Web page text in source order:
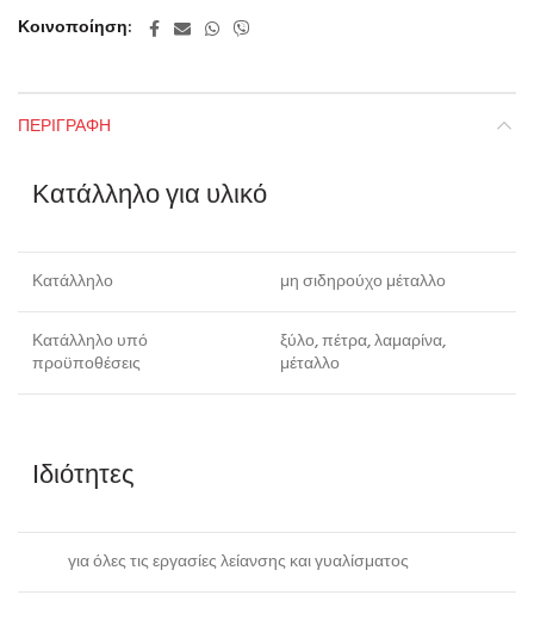
Κοινοποίηση
ΠΕΡΙΓΡΑΦΉ
Κατάλληλο για υλικό
Κατάλληλο μη σιδηρούχο μέταλλο
Κατάλληλο υπό
προϋποθέσεις
ξύλο, πέτρα, λαμαρίνα,
μέταλλο
Ιδιότητες
για όλες τις εργασίες λείανσης και γυαλίσματος